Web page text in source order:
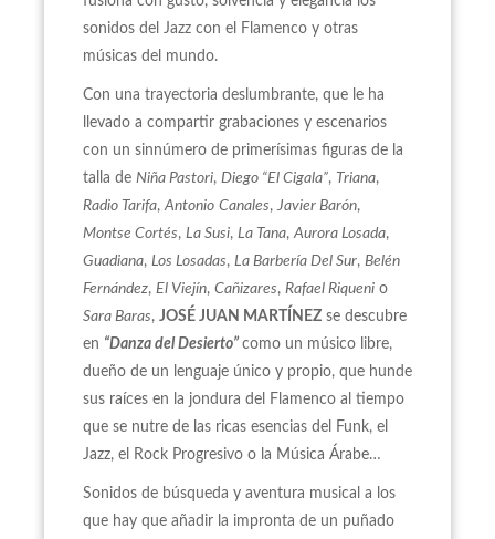
sonidos del Jazz con el Flamenco y otras
músicas del mundo.
Con una trayectoria deslumbrante, que le ha
llevado a compartir grabaciones y escenarios
con un sinnúmero de primerísimas figuras de la
talla de Niña Pastori, Diego “El Cigala”, Triana,
Radio Tarifa,Antonio Canales, Javier Barón,
Montse Cortés, La Susi, La Tana,Aurora Losada,
Guadiana, Los Losadas, La Barbería Del Sur, Belén
Fernández, El Viejín, Cañizares, Rafael Riqueni o
Sara Baras, JOSÉ JUAN MARTÍNEZ se descubre
en “Danza del Desierto” como un músico libre,
dueño de un lenguaje único y propio, que hunde
sus raíces en la jondura del Flamenco al tiempo
que se nutre de las ricas esencias del Funk, el
Jazz, el Rock Progresivo o la Música Árabe…
Sonidos de búsqueda y aventura musical a los
que hay que añadir la impronta de un puñado